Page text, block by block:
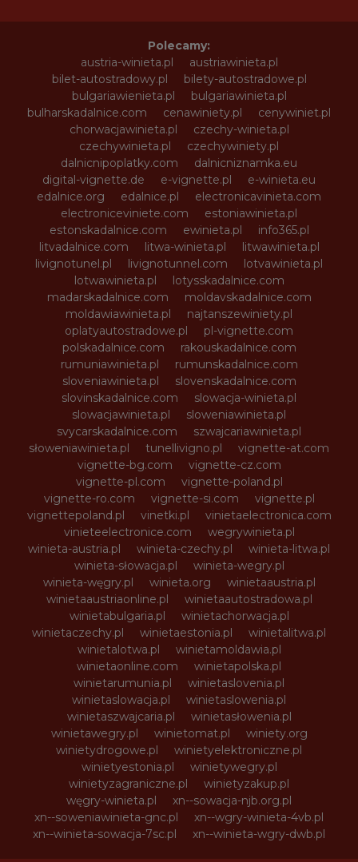
Polecamy:
austria-winieta.pl
austriawinieta.pl
bilet-autostradowy.pl
bilety-autostradowe.pl
bulgariawienieta.pl
bulgariawinieta.pl
bulharskadalnice.com
cenawiniety.pl
cenywiniet.pl
chorwacjawinieta.pl
czechy-winieta.pl
czechywinieta.pl
czechywiniety.pl
dalnicnipoplatky.com
dalnicniznamka.eu
digital-vignette.de
e-vignette.pl
e-winieta.eu
edalnice.org
edalnice.pl
electronicavinieta.com
electroniceviniete.com
estoniawinieta.pl
estonskadalnice.com
ewinieta.pl
info365.pl
litvadalnice.com
litwa-winieta.pl
litwawinieta.pl
livignotunel.pl
livignotunnel.com
lotvawinieta.pl
lotwawinieta.pl
lotysskadalnice.com
madarskadalnice.com
moldavskadalnice.com
moldawiawinieta.pl
najtanszewiniety.pl
oplatyautostradowe.pl
pl-vignette.com
polskadalnice.com
rakouskadalnice.com
rumuniawinieta.pl
rumunskadalnice.com
sloveniawinieta.pl
slovenskadalnice.com
slovinskadalnice.com
slowacja-winieta.pl
slowacjawinieta.pl
sloweniawinieta.pl
svycarskadalnice.com
szwajcariawinieta.pl
słoweniawinieta.pl
tunellivigno.pl
vignette-at.com
vignette-bg.com
vignette-cz.com
vignette-pl.com
vignette-poland.pl
vignette-ro.com
vignette-si.com
vignette.pl
vignettepoland.pl
vinetki.pl
vinietaelectronica.com
vinieteelectronice.com
wegrywinieta.pl
winieta-austria.pl
winieta-czechy.pl
winieta-litwa.pl
winieta-słowacja.pl
winieta-wegry.pl
winieta-węgry.pl
winieta.org
winietaaustria.pl
winietaaustriaonline.pl
winietaautostradowa.pl
winietabulgaria.pl
winietachorwacja.pl
winietaczechy.pl
winietaestonia.pl
winietalitwa.pl
winietalotwa.pl
winietamoldawia.pl
winietaonline.com
winietapolska.pl
winietarumunia.pl
winietaslovenia.pl
winietaslowacja.pl
winietaslowenia.pl
winietaszwajcaria.pl
winietasłowenia.pl
winietawegry.pl
winietomat.pl
winiety.org
winietydrogowe.pl
winietyelektroniczne.pl
winietyestonia.pl
winietywegry.pl
winietyzagraniczne.pl
winietyzakup.pl
węgry-winieta.pl
xn--sowacja-njb.org.pl
xn--soweniawinieta-gnc.pl
xn--wgry-winieta-4vb.pl
xn--winieta-sowacja-7sc.pl
xn--winieta-wgry-dwb.pl